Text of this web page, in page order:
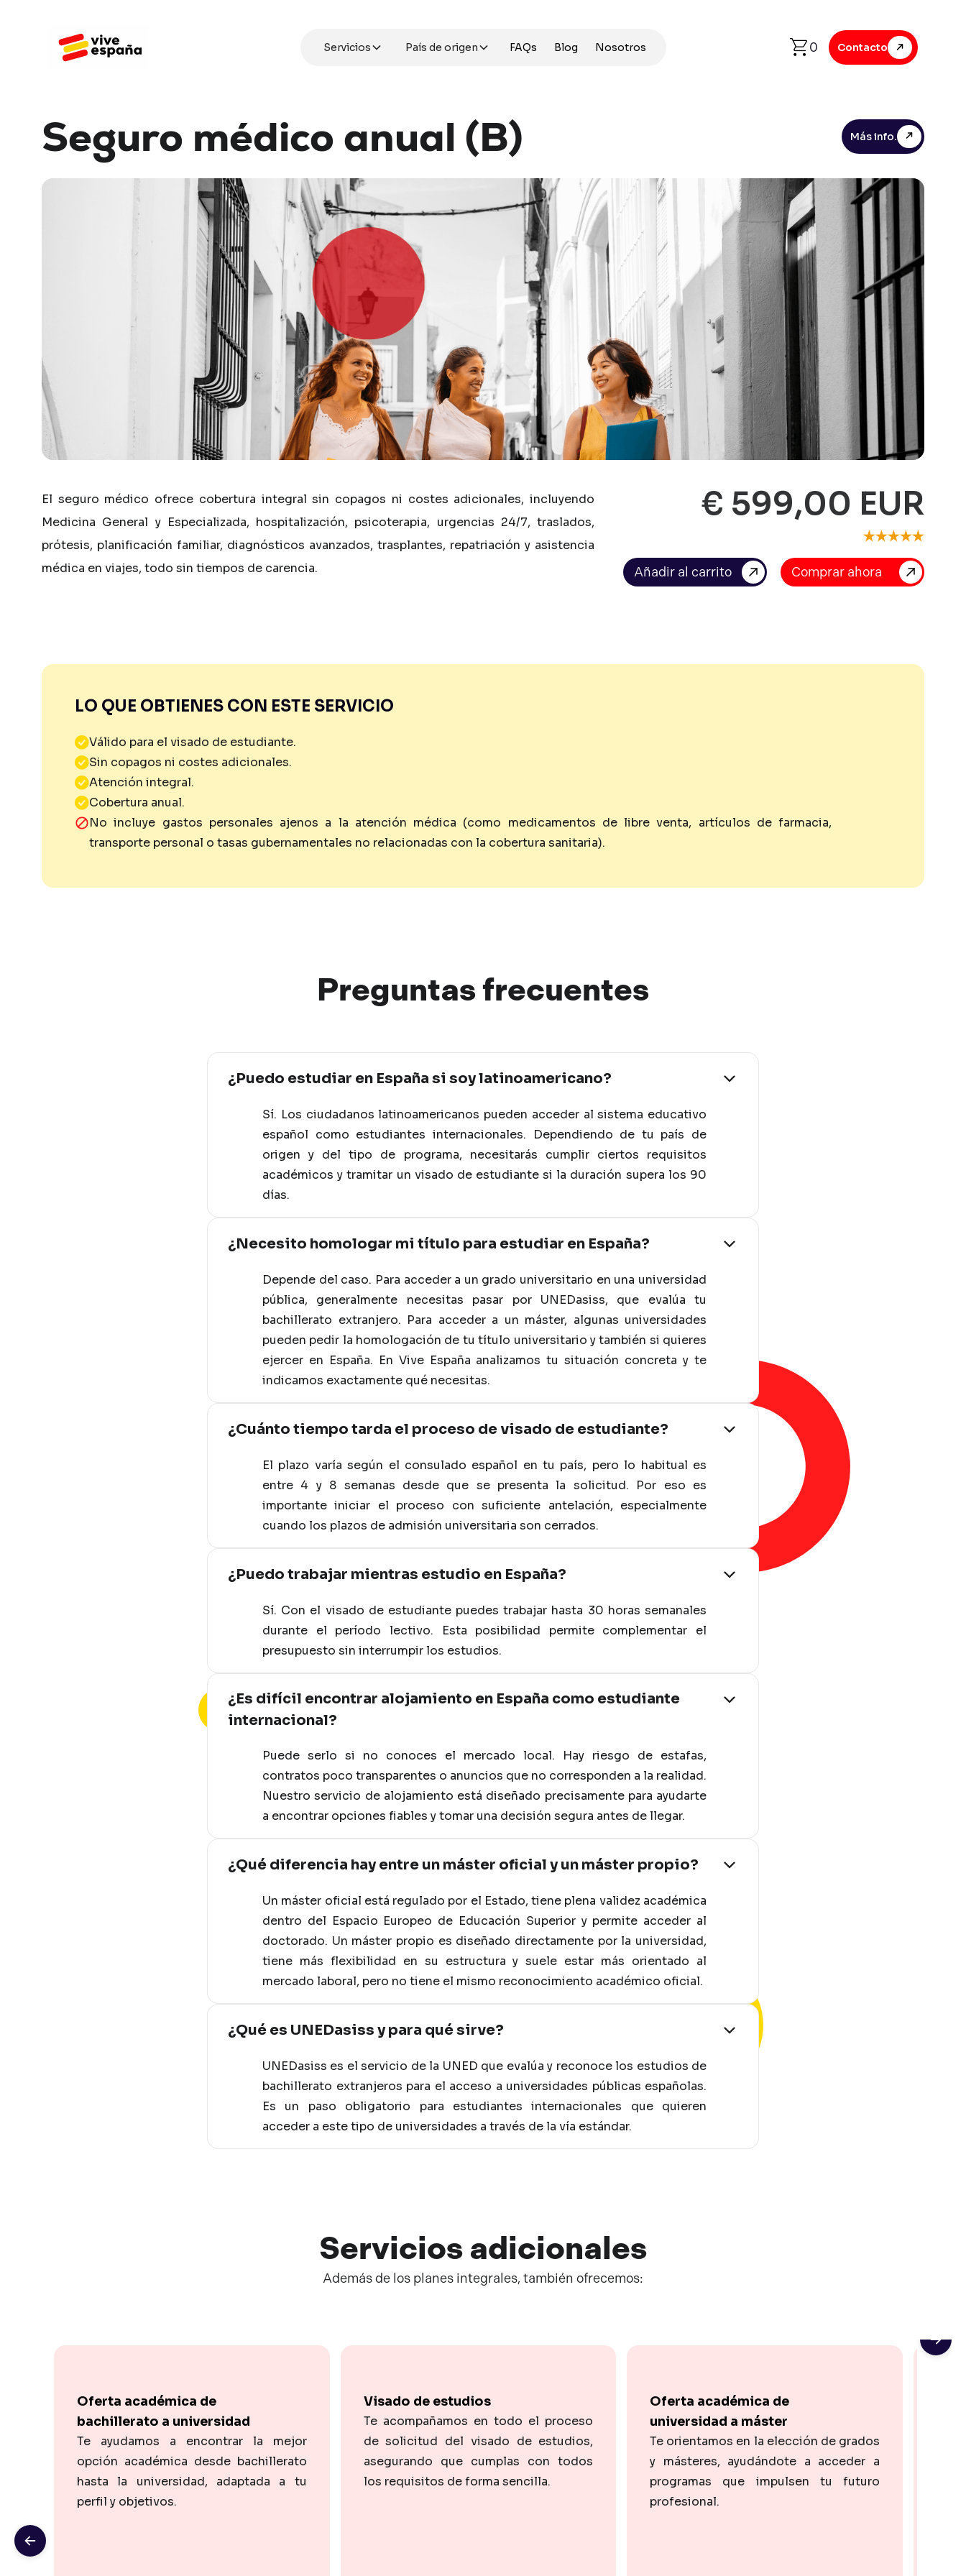
Servicios País de origen FAQs Blog Nosotros 0 Contacto
Seguro médico anual (B) Más info.
El seguro médico ofrece cobertura integral sin copagos ni costes adicionales, incluyendo
Medicina General y Especializada, hospitalización, psicoterapia, urgencias 24/7, traslados,
prótesis, planificación familiar, diagnósticos avanzados, trasplantes, repatriación y asistencia
médica en viajes, todo sin tiempos de carencia.
€ 599,00 EUR
Comprar ahora
LO QUE OBTIENES CON ESTE SERVICIO
Válido para el visado de estudiante.
Sin copagos ni costes adicionales.
Atención integral.
Cobertura anual.
No incluye gastos personales ajenos a la atención médica (como medicamentos de libre venta, artículos de farmacia,
transporte personal o tasas gubernamentales no relacionadas con la cobertura sanitaria).
Preguntasfrecuentes
¿Puedo estudiar en España si soy latinoamericano?
Sí. Los ciudadanos latinoamericanos pueden acceder al sistema educativo
español como estudiantes internacionales. Dependiendo de tu país de
origen y del tipo de programa, necesitarás cumplir ciertos requisitos
académicos y tramitar un visado de estudiante si la duración supera los 90
días.
¿Necesito homologar mi título para estudiar en España?
Depende del caso. Para acceder a un grado universitario en una universidad
pública, generalmente necesitas pasar por UNEDasiss, que evalúa tu
bachillerato extranjero. Para acceder a un máster, algunas universidades
pueden pedir la homologación de tu título universitario y también si quieres
ejercer en España. En Vive España analizamos tu situación concreta y te
indicamos exactamente qué necesitas.
¿Cuánto tiempo tarda el proceso de visado de estudiante?
El plazo varía según el consulado español en tu país, pero lo habitual es
entre 4 y 8 semanas desde que se presenta la solicitud. Por eso es
importante iniciar el proceso con suficiente antelación, especialmente
cuando los plazos de admisión universitaria son cerrados.
¿Puedo trabajar mientras estudio en España?
Sí. Con el visado de estudiante puedes trabajar hasta 30 horas semanales
durante el período lectivo. Esta posibilidad permite complementar el
presupuesto sin interrumpir los estudios.
¿Es difícil encontrar alojamiento en España como estudiante
internacional?
Puede serlo si no conoces el mercado local. Hay riesgo de estafas,
contratos poco transparentes o anuncios que no corresponden a la realidad.
Nuestro servicio de alojamiento está diseñado precisamente para ayudarte
a encontrar opciones fiables y tomar una decisión segura antes de llegar.
¿Qué diferencia hay entre un máster oficial y un máster propio?
Un máster oficial está regulado por el Estado, tiene plena validez académica
dentro del Espacio Europeo de Educación Superior y permite acceder al
doctorado. Un máster propio es diseñado directamente por la universidad,
tiene más flexibilidad en su estructura y suele estar más orientado al
mercado laboral, pero no tiene el mismo reconocimiento académico oficial.
¿Qué es UNEDasiss y para qué sirve?
UNEDasiss es el servicio de la UNED que evalúa y reconoce los estudios de
bachillerato extranjeros para el acceso a universidades públicas españolas.
Es un paso obligatorio para estudiantes internacionales que quieren
acceder a este tipo de universidades a través de la vía estándar.
Servicios adicionales
Además de los planes integrales, también ofrecemos:
Oferta académica de
bachillerato a universidad
Te ayudamos a encontrar la mejor
opción académica desde bachillerato
hasta la universidad, adaptada a tu
perfil y objetivos.
Visado de estudios
Te acompañamos en todo el proceso
de solicitud del visado de estudios,
asegurando que cumplas con todos
los requisitos de forma sencilla.
Oferta académica de
universidad a máster
Te orientamos en la elección de grados
y másteres, ayudándote a acceder a
programas que impulsen tu futuro
profesional.